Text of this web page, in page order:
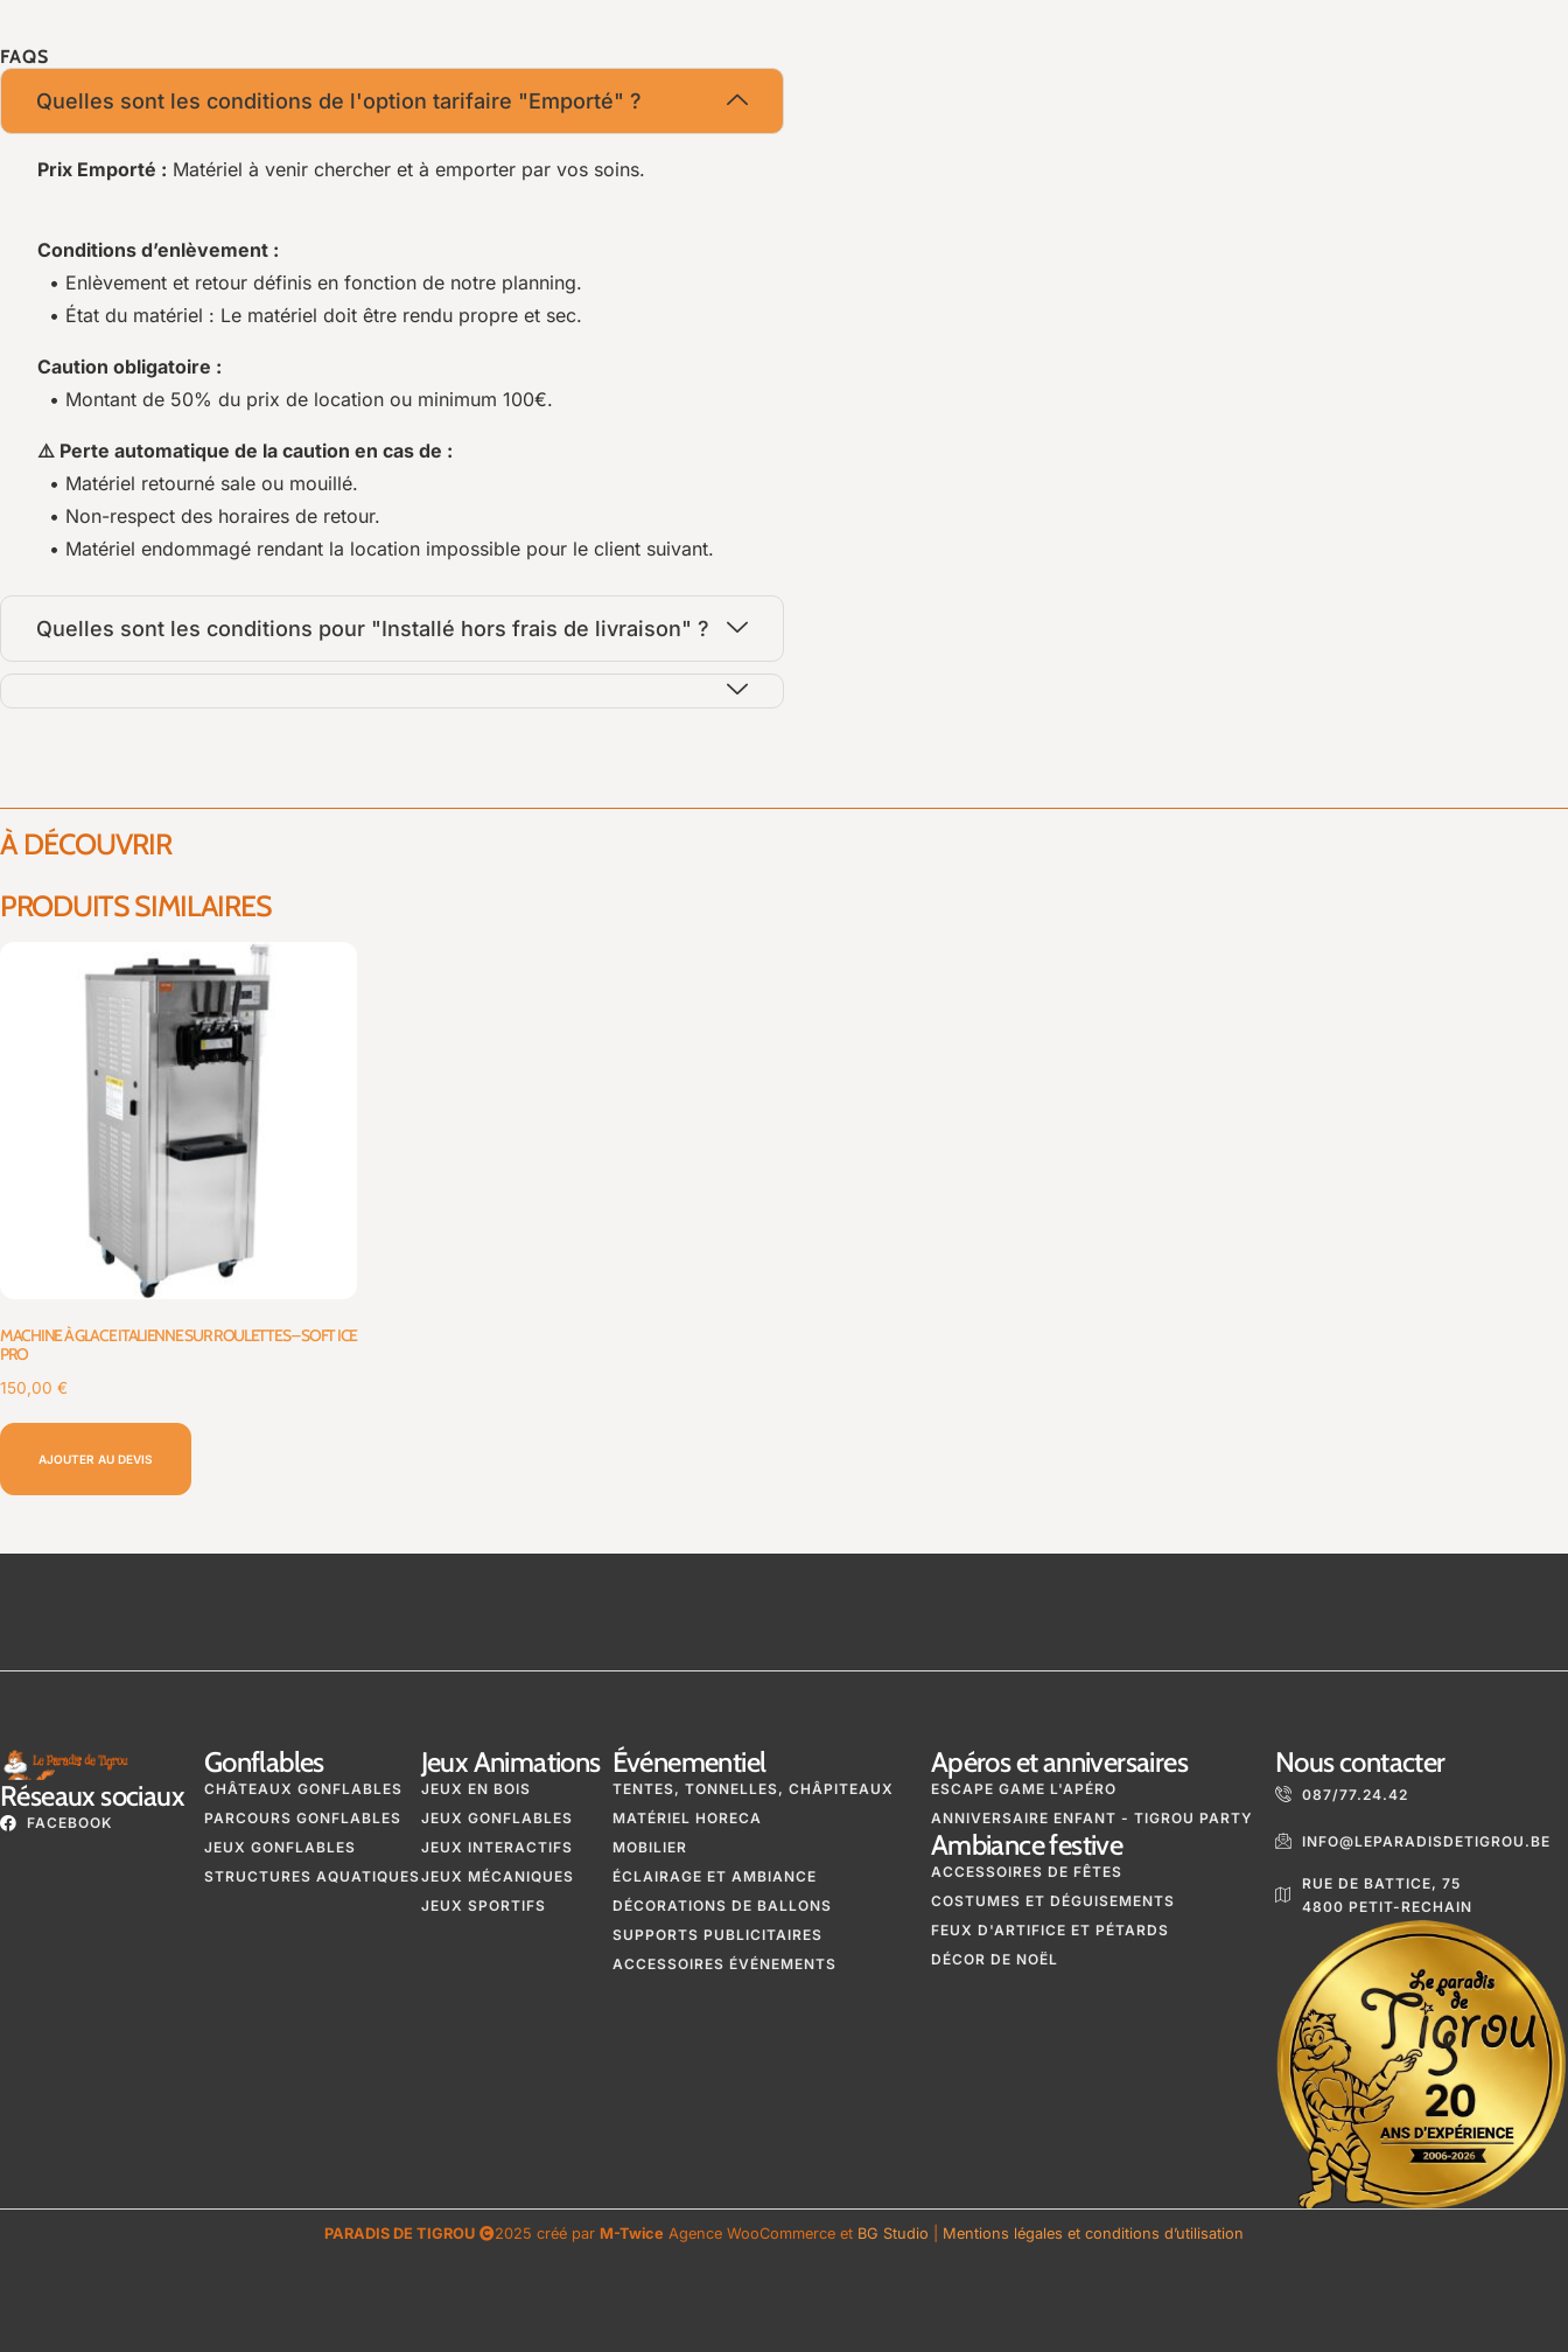
FAQS
Quelles sont les conditions de l'option tarifaire "Emporté" ?
Prix Emporté : Matériel à venir chercher et à emporter par vos soins.
Conditions d’enlèvement :
• Enlèvement et retour définis en fonction de notre planning.
• État du matériel : Le matériel doit être rendu propre et sec.
Caution obligatoire :
• Montant de 50% du prix de location ou minimum 100€.
⚠️ Perte automatique de la caution en cas de :
• Matériel retourné sale ou mouillé.
• Non-respect des horaires de retour.
• Matériel endommagé rendant la location impossible pour le client suivant.
Quelles sont les conditions pour "Installé hors frais de livraison" ?
À DÉCOUVRIR
PRODUITS SIMILAIRES
MACHINE À GLACE ITALIENNE SUR ROULETTES – SOFT ICE
PRO
150,00 €
AJOUTER AU DEVIS
Réseaux sociaux
FACEBOOK
Gonflables
CHÂTEAUX GONFLABLES
PARCOURS GONFLABLES
JEUX GONFLABLES
STRUCTURES AQUATIQUES
Jeux Animations
JEUX EN BOIS
JEUX GONFLABLES
JEUX INTERACTIFS
JEUX MÉCANIQUES
JEUX SPORTIFS
Événementiel
TENTES, TONNELLES, CHÂPITEAUX
MATÉRIEL HORECA
MOBILIER
ÉCLAIRAGE ET AMBIANCE
DÉCORATIONS DE BALLONS
SUPPORTS PUBLICITAIRES
ACCESSOIRES ÉVÉNEMENTS
Apéros et anniversaires
ESCAPE GAME L'APÉRO
ANNIVERSAIRE ENFANT - TIGROU PARTY
Ambiance festive
ACCESSOIRES DE FÊTES
COSTUMES ET DÉGUISEMENTS
FEUX D'ARTIFICE ET PÉTARDS
DÉCOR DE NOËL
Nous contacter
087/77.24.42
INFO@LEPARADISDETIGROU.BE
RUE DE BATTICE, 75
4800 PETIT-RECHAIN
PARADIS DE TIGROU 2025 créé par M-Twice Agence WooCommerce et BG Studio Mentions légales et conditions d’utilisation